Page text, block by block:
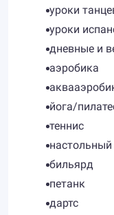
уроки
уроки
дневные и
аэробика
йога/
теннис
настольный
бильярд
петанк
дартс